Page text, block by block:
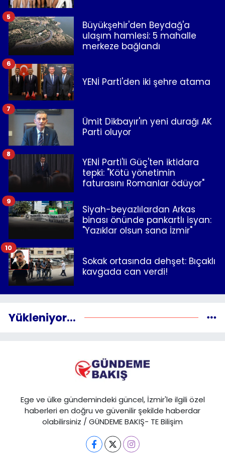
Büyükşehir'den Beydağ'a
ulaşım hamlesi: 5 mahalle
merkeze bağlandı
5
YENİ Parti'den iki şehre atama
6
Ümit Dikbayır'ın yeni durağı AK
Parti oluyor
7
YENİ Parti'li Güç'ten iktidara
tepki: "Kötü yönetimin
faturasını Romanlar ödüyor"
8
Siyah-beyazlılardan Arkas
binası önünde pankartlı isyan:
"Yazıklar olsun sana İzmir"
9
Sokak ortasında dehşet: Bıçaklı
kavgada can verdi!
10
Yükleniyor...
Ege ve ülke gündemindeki güncel, İzmir'le ilgili özel
haberleri en doğru ve güvenilir şekilde haberdar
olabilirsiniz / GÜNDEME BAKIŞ- TE Bilişim